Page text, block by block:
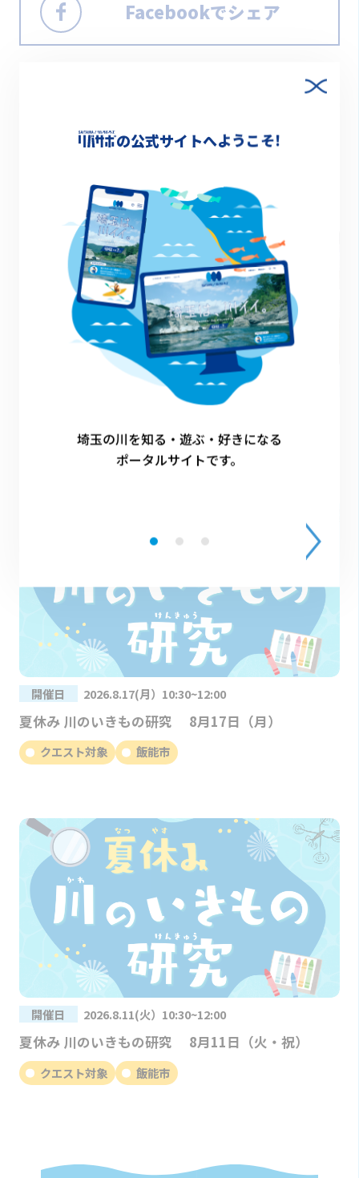
Facebookでシェア
川遊び・生きもの観察体験
開催日 2026.8.17(月）10:30~12:00
夏休み 川のいきもの研究 8月17日（月）
クエスト対象 飯能市
開催日 2026.8.11(火）10:30~12:00
夏休み 川のいきもの研究 8月11日（火・祝）
クエスト対象 飯能市
の公式サイトへようこそ!
埼玉の川を知る・遊ぶ・好きになる
ポータルサイトです。